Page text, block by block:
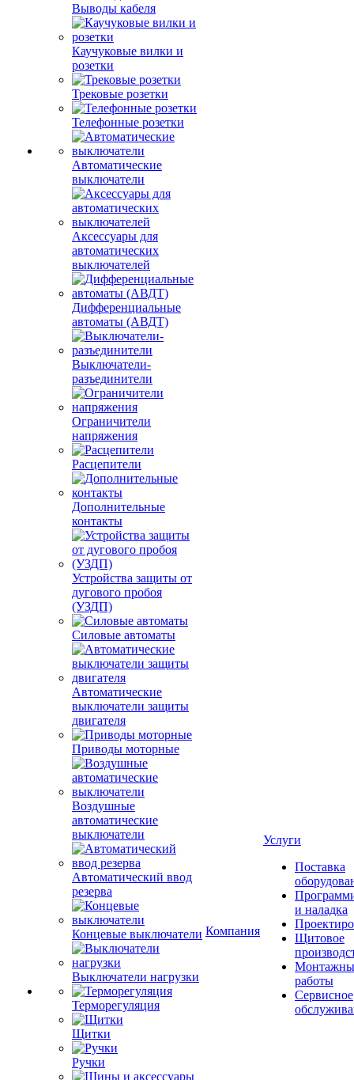
Выводы кабеля
Каучуковые вилки и
розетки
Трековые розетки
Телефонные розетки
Автоматические
выключатели
Аксессуары для
автоматических
выключателей
Дифференциальные
автоматы (АВДТ)
Выключатели-
разъединители
Ограничители
напряжения
Расцепители
Дополнительные
контакты
Устройства защиты от
дугового пробоя
(УЗДП)
Силовые автоматы
Автоматические
выключатели защиты
двигателя
Приводы моторные
Воздушные
автоматические
выключатели
Автоматический ввод
резерва
Концевые выключатели
Выключатели нагрузки
Терморегуляция
Щитки
Ручки
Компания
Услуги
Поставка
и наладка
Щитовое
работы
Сервисное